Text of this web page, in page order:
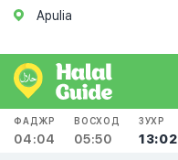
Apulia
ФАДЖР
04:04
ВОСХОД
05:50
ЗУХР
13:02